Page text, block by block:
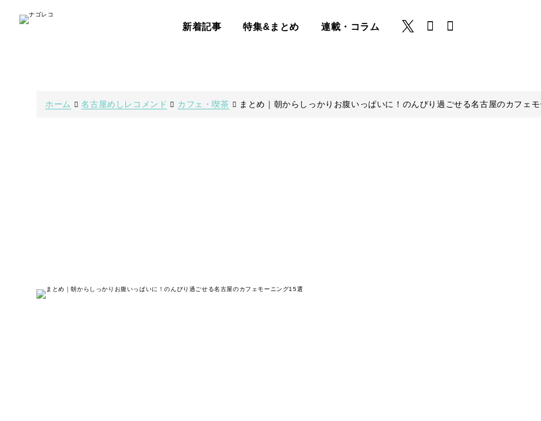
新着記事 特集&まとめ 連載・コラム
ホーム 名古屋めしレコメンド カフェ・喫茶 まとめ｜朝からしっかりお腹いっぱいに！のんびり過ごせる名古屋のカフェ